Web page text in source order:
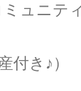
ュニテ
付き♪）